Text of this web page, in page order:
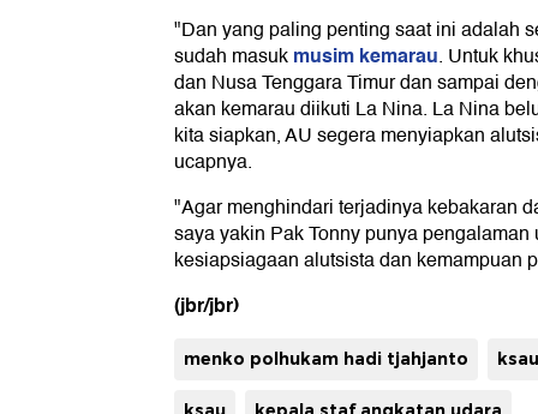
"Dan yang paling penting saat ini adalah
sudah masukmusim kemarau. Untuk
dan Nusa Tenggara Timur dan sampai
akan kemarau diikuti La Nina. La Nina
kita siapkan, AU segera menyiapkan
ucapnya.
"Agar menghindari terjadinya kebakaran
saya yakin Pak Tonny punya pengalaman
kesiapsiagaan alutsista dan kemampuan
(jbr/jbr)
menko polhukam hadi tjahjanto